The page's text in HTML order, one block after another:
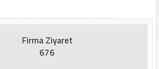
Firma Ziyaret
676